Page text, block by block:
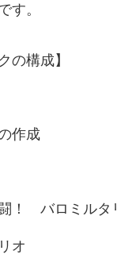
す。
の構成】
作成
！ バロミルタ
オ